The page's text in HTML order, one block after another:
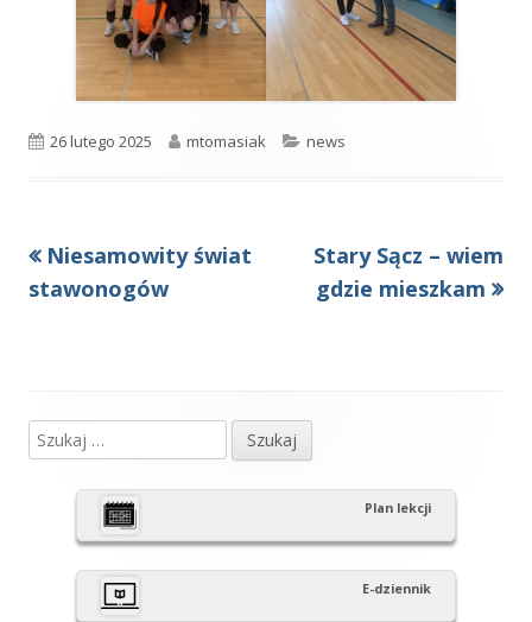
Opublikowano
26 lutego 2025 Autor
mtomasiak Kategorie
news
Nawigacja
Poprzedni
artykół
Niesamowity świat
stawonogów
Następny
artykół:
Stary Sącz – wiem
gdzie mieszkam
Główny
panel
boczny
Szukaj:
Plan lekcji
E-dziennik